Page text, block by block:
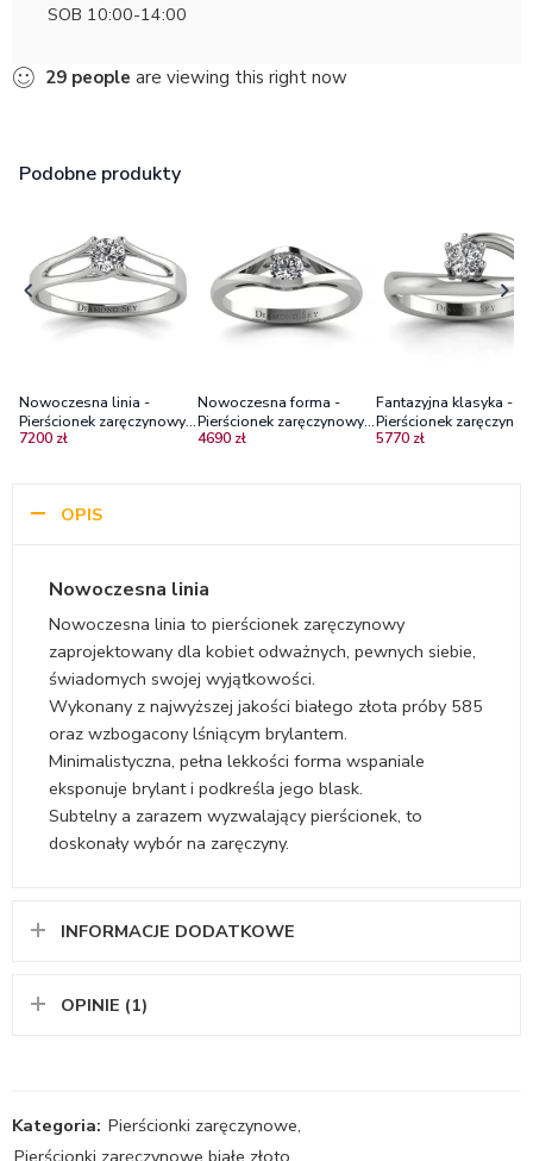
SOB 10:00-14:00
29 people are viewing this right now
Podobne produkty
Nowoczesna linia -
Pierścionek zaręczynowy z
białego złota z brylantem
7200 zł
Nowoczesna forma -
Pierścionek zaręczynowy
Diamond Sky, białe złoto,
4690 zł
Fantazyjna klasyka -
Pierścionek
białego złota z
5770 zł
OPIS
Nowoczesna linia
Nowoczesna linia to pierścionek zaręczynowy
zaprojektowany dla kobiet odważnych, pewnych siebie,
świadomych swojej wyjątkowości.
Wykonany z najwyższej jakości białego złota próby 585
oraz wzbogacony lśniącym brylantem.
Minimalistyczna, pełna lekkości forma wspaniale
eksponuje brylant i podkreśla jego blask.
Subtelny a zarazem wyzwalający pierścionek, to
doskonały wybór na zaręczyny.
INFORMACJE DODATKOWE
OPINIE (1)
Kategoria: Pierścionki zaręczynowe,
Pierścionki zaręczynowe białe złoto